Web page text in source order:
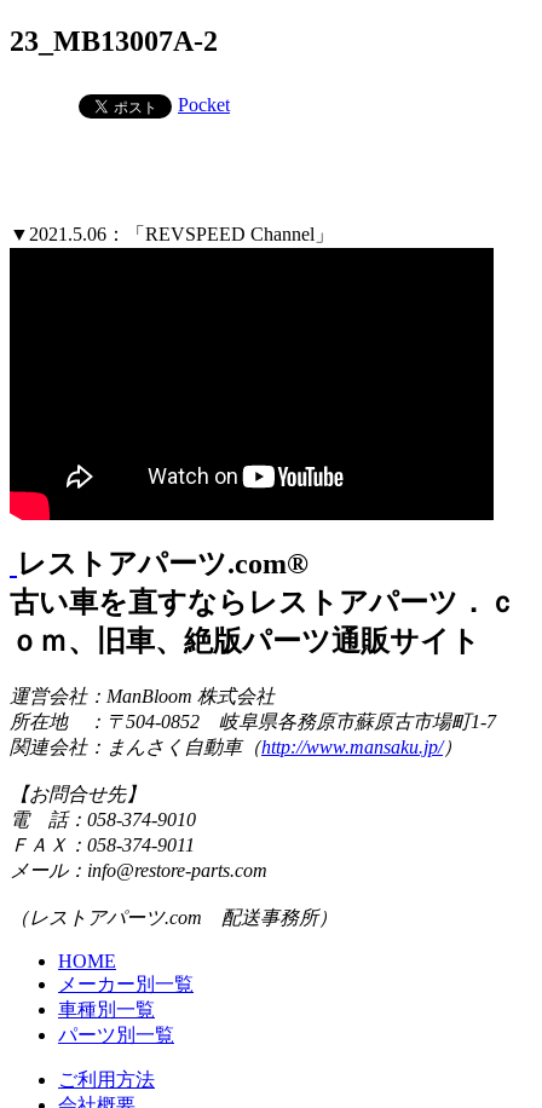
23_MB13007A-2
Pocket
▼2021.5.06：「REVSPEED Channel」
レストアパーツ.com®
古い車を直すならレストアパーツ．ｃ
ｏｍ、旧車、絶版パーツ通販サイト
運営会社：ManBloom 株式会社
所在地 ：〒504-0852 岐阜県各務原市蘇原古市場町1-7
関連会社：まんさく自動車（http://www.mansaku.jp/）
【お問合せ先】
電 話：058-374-9010
ＦＡＸ：058-374-9011
メール：info@restore-parts.com
（レストアパーツ.com 配送事務所）
HOME
メーカー別一覧
車種別一覧
パーツ別一覧
ご利用方法